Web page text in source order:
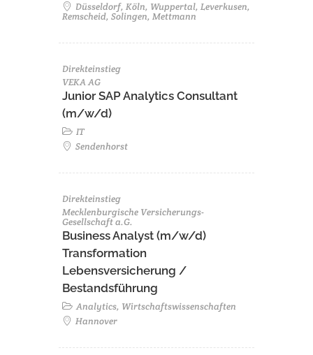
Düsseldorf, Köln, Wuppertal, Leverkusen,
Remscheid, Solingen, Mettmann
Direkteinstieg
VEKA AG
Junior SAP Analytics Consultant
(m/w/d)
IT
Sendenhorst
Direkteinstieg
Mecklenburgische Versicherungs-
Gesellschaft a.G.
Business Analyst (m/w/d)
Transformation
Lebensversicherung /
Bestandsführung
Analytics, Wirtschaftswissenschaften
Hannover